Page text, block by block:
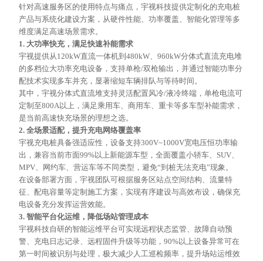
针对高速服务区的使用特点与痛点，宇视科技提供定制化的充电桩
产品与系统化建设方案，从硬件性能、功率覆盖、智能化管理等多
维度满足高速场景需求。
1. 大功率快充，满足快速补能需求
宇视提供从120kW直流一体机到480kW、960kW分体式直流充电堆
的多档位大功率充电设备，支持单枪/双枪输出，并通过智能功率分
配技术实现多车并充，显著缩短车辆排队与等待时间。
其中，宇视分体式直流堆支持灵活配置风冷/液冷终端，单枪电流可
定制至800A以上，满足乘用车、商用车、重卡等多车型补能需求，
是当前高速快充场景的理想之选。
2. 全场景适配，提升充电网络覆盖率
宇视充电桩具备强适应性，设备支持300V~1000V宽电压恒功率输
出，兼容当前市面99%以上新能源车型，全面覆盖小轿车、SUV、
MPV、网约车、营运车等不同类型，避免“到桩无法充电”现象。
在设备部署方面，宇视团队可根据服务区站点空间结构、流量特
征、配电容量等定制施工方案，实现有序建设与高效布设，确保充
电设备充分发挥运营效能。
3. 智能平台化运维，降低场站管理成本
宇视科技自研的智能运维平台可实现远程状态监管、故障自动预
警、充电日志记录、远程固件升级等功能，90%以上设备异常可在
第一时间被识别与处理，极大减少人工巡检频率，提升场站运维效